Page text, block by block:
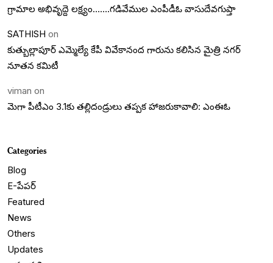
గ్రామాల అభివృద్దె లక్ష్యం…….గడివేముల ఎంపీడీఓ వాసుదేవగుప్తా
SATHISH on
కుత్బుల్లాపూర్ ఎమ్మెల్యే కేపీ వివేకానంద గారును కలిసిన మైత్రి నగర్
నూతన కమిటీ
viman on
మెగా పీటీఎం 3.1కు తల్లిదండ్రులు తప్పక హాజరుకావాలి: ఎంఈఓ
Categories
Blog
E-పేపర్
Featured
News
Others
Updates